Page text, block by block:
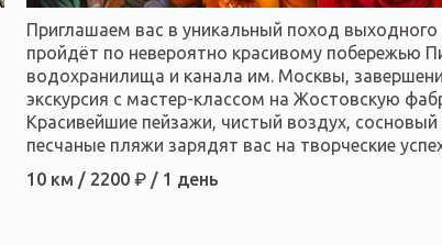
Приглашаем вас в уникальный поход
пройдёт по невероятно красивому побережью
водохранилища и канала им. Москвы,
экскурсия с мастер-классом на Жостовскую
Красивейшие пейзажи, чистый воздух,
песчаные пляжи зарядят вас на творческие
10 км / 2200 ₽ / 1 день